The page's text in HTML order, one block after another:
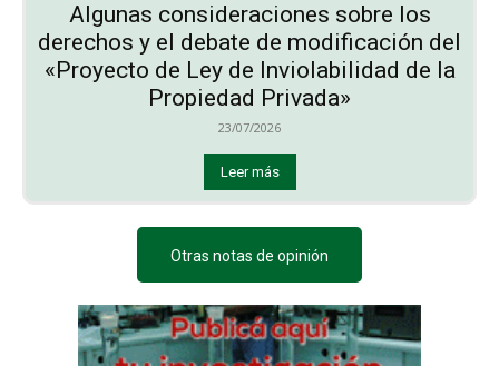
Algunas consideraciones sobre los
derechos y el debate de modificación del
«Proyecto de Ley de Inviolabilidad de la
Propiedad Privada»
23/07/2026
Leer más
Otras notas de opinión